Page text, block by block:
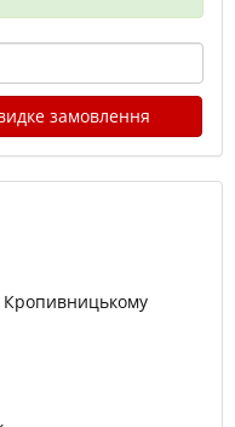
замовлення
Кропивницькому